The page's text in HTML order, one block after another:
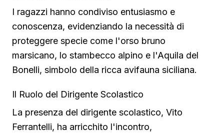
I ragazzi hanno condiviso entusiasmo e
conoscenza, evidenziando la necessità di
proteggere specie come l'orso bruno
marsicano, lo stambecco alpino e l'Aquila del
Bonelli, simbolo della ricca avifauna siciliana.
Il Ruolo del Dirigente Scolastico
La presenza del dirigente scolastico, Vito
Ferrantelli, ha arricchito l'incontro,